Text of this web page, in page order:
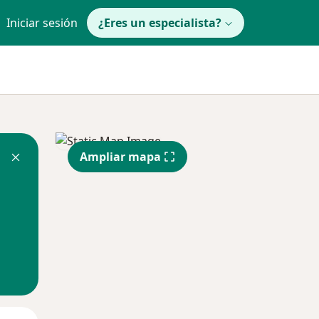
Iniciar sesión ¿Eres un especialista?
Ampliar mapa